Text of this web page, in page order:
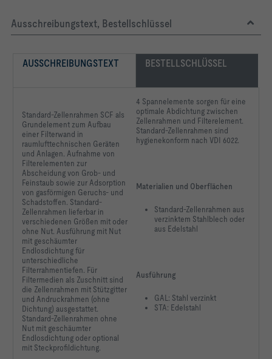
Auslegungsdaten    No data available or necessary.
Ausschreibungstext, Bestellschlüssel
AUSSCHREIBUNGSTEXT BESTELLSCHLÜSSEL
Standard-Zellenrahmen SCF als
Grundelement zum Aufbau
einer Filterwand in
raumlufttechnischen Geräten
und Anlagen. Aufnahme von
Filterelementen zur
Abscheidung von Grob- und
Feinstaub sowie zur Adsorption
von gasförmigen Geruchs- und
Schadstoffen. Standard-
Zellenrahmen lieferbar in
verschiedenen Größen mit oder
ohne Nut. Ausführung mit Nut
mit geschäumter
Endlosdichtungfür
unterschiedliche
Filterrahmentiefen. Für
Filtermedien als Zuschnitt sind
die Zellenrahmen mit Stützgitter
und Andruckrahmen (ohne
Dichtung) ausgestattet.
Standard-Zellenrahmen ohne
Nut mit geschäumter
Endlosdichtung oder optional
mit Steckprofildichtung.
4 Spannelemente sorgen für eine
optimale Abdichtung zwischen
Zellenrahmen und Filterelement.
Standard-Zellenrahmen sind
hygienekonform nach VDI 6022.
Materialien und Oberflächen
Standard-Zellenrahmen aus
verzinktem Stahlblech oder
aus Edelstahl
Ausführung
GAL: Stahl verzinkt
STA: Edelstahl